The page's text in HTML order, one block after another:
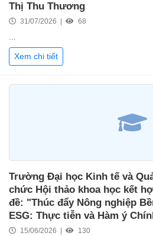
Thị Thu Thương
31/07/2026 | 68
...
Xem chi tiết
Trường Đại học Kinh tế và
chức Hội thảo khoa học kết
đề: "Thúc đẩy Nông nghiệp
ESG: Thực tiễn và Hàm ý
15/06/2026 | 130